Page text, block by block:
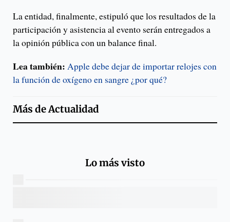
La entidad, finalmente, estipuló que los resultados de la
participación y asistencia al evento serán entregados a
la opinión pública con un balance final.
Lea también: Apple debe dejar de importar relojes con
la función de oxígeno en sangre ¿por qué?
Más deActualidad
Lo más visto